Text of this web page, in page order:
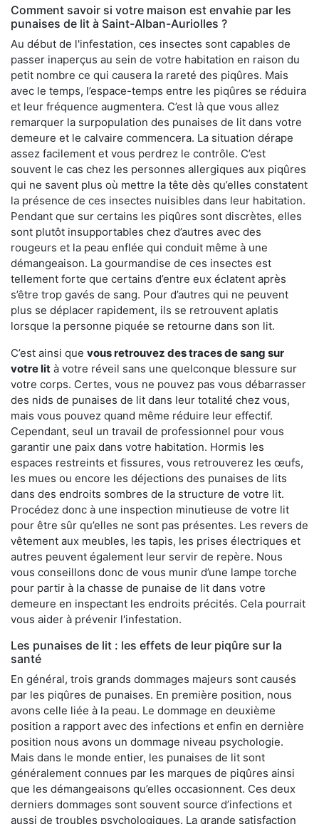
Comment savoir si votre maison est envahie par les
punaises de lit à Saint-Alban-Auriolles ?
Au début de l'infestation, ces insectes sont capables de
passer inaperçus au sein de votre habitation en raison du
petit nombre ce qui causera la rareté des piqûres. Mais
avec le temps, l’espace-temps entre les piqûres se réduira
et leur fréquence augmentera. C’est là que vous allez
remarquer la surpopulation des punaises de lit dans votre
demeure et le calvaire commencera. La situation dérape
assez facilement et vous perdrez le contrôle. C’est
souvent le cas chez les personnes allergiques aux piqûres
qui ne savent plus où mettre la tête dès qu’elles constatent
la présence de ces insectes nuisibles dans leur habitation.
Pendant que sur certains les piqûres sont discrètes, elles
sont plutôt insupportables chez d’autres avec des
rougeurs et la peau enflée qui conduit même à une
démangeaison. La gourmandise de ces insectes est
tellement forte que certains d’entre eux éclatent après
s’être trop gavés de sang. Pour d’autres qui ne peuvent
plus se déplacer rapidement, ils se retrouvent aplatis
lorsque la personne piquée se retourne dans son lit.
C’est ainsi que vous retrouvez des traces de sang sur
votre lit à votre réveil sans une quelconque blessure sur
votre corps. Certes, vous ne pouvez pas vous débarrasser
des nids de punaises de lit dans leur totalité chez vous,
mais vous pouvez quand même réduire leur effectif.
Cependant, seul un travail de professionnel pour vous
garantir une paix dans votre habitation. Hormis les
espaces restreints et fissures, vous retrouverez les œufs,
les mues ou encore les déjections des punaises de lits
dans des endroits sombres de la structure de votre lit.
Procédez donc à une inspection minutieuse de votre lit
pour être sûr qu’elles ne sont pas présentes. Les revers de
vêtement aux meubles, les tapis, les prises électriques et
autres peuvent également leur servir de repère. Nous
vous conseillons donc de vous munir d’une lampe torche
pour partir à la chasse de punaise de lit dans votre
demeure en inspectant les endroits précités. Cela pourrait
vous aider à prévenir l'infestation.
Les punaises de lit : les effets de leur piqûre sur la
santé
En général, trois grands dommages majeurs sont causés
par les piqûres de punaises. En première position, nous
avons celle liée à la peau. Le dommage en deuxième
position a rapport avec des infections et enfin en dernière
position nous avons un dommage niveau psychologie.
Mais dans le monde entier, les punaises de lit sont
généralement connues par les marques de piqûres ainsi
que les démangeaisons qu’elles occasionnent. Ces deux
derniers dommages sont souvent source d’infections et
aussi de troubles psychologiques. La grande satisfaction